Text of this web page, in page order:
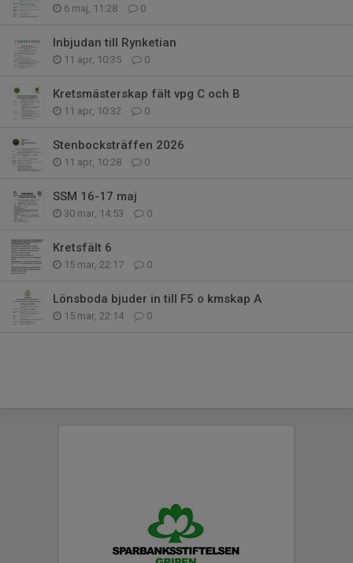
6 maj, 11:28 0
Inbjudan till Rynketian
11 apr, 10:35 0
Kretsmästerskap fält vpg C och B
11 apr, 10:32 0
Stenbocksträffen 2026
11 apr, 10:28 0
SSM 16-17 maj
30 mar, 14:53 0
Kretsfält 6
15 mar, 22:17 0
Lönsboda bjuder in till F5 o kmskap A
15 mar, 22:14 0